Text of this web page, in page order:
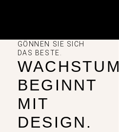
GÖNNEN SIE SICH
DAS BESTE.
WACHSTUM
BEGINNT
MIT
DESIGN.